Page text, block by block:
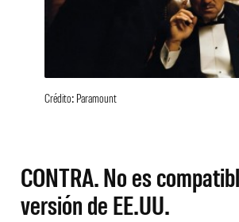
Crédito: Paramount
CONTRA. No es
versión de EE.UU.